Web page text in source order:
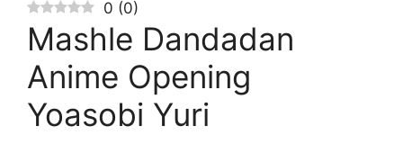
0 (0)
Mashle Dandadan
Anime Opening
Yoasobi Yuri